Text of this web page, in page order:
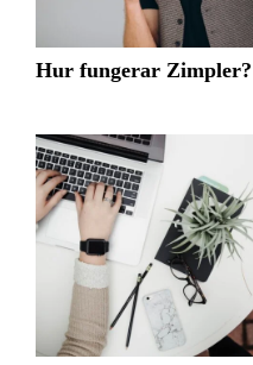
Hur fungerar Zimpler?